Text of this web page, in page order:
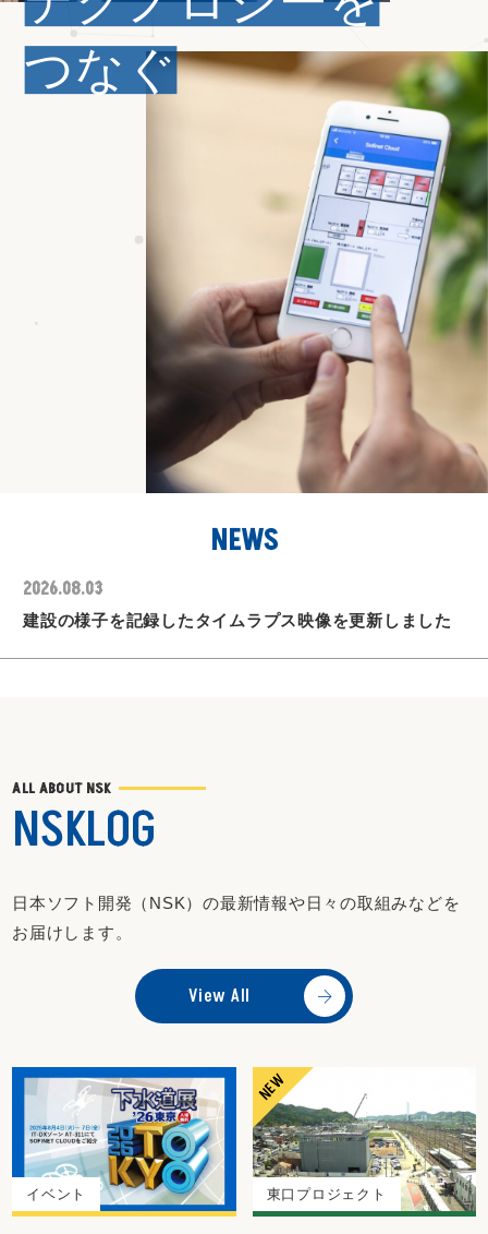
つなぐ
NEWS
2026.08.03
建設の様子を記録したタイムラプス映像を更新しました
2026.07.30
2026.07.24
2026夏季休業日のご案内
第5回 バックオフィス DXPO 東京'26で「WinActor」を
体感いただけます！
よりオープンで 多角的な共生・共創拠点
2026.07.30
日本ソフト開発がdesknet's NEO公式サイトで紹介され
ました！
2026.07.24
2026出展予定イベントについて
ALL ABOUT NSK
NSKLOG
日本ソフト開発（NSK）の最新情報や日々の取組みなどを
お届けします。
View All
イベント 東口プロジェクト